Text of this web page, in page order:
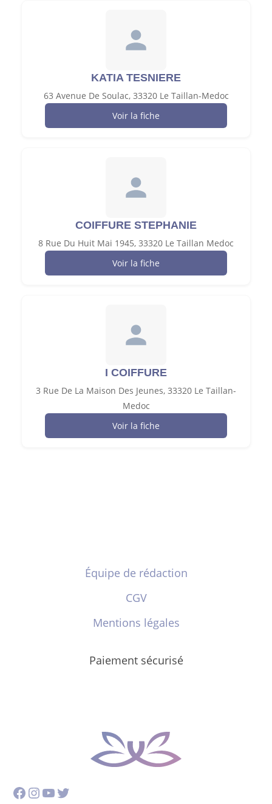
KATIA TESNIERE
63 Avenue De Soulac, 33320 Le Taillan-Medoc
Voir la fiche
COIFFURE STEPHANIE
8 Rue Du Huit Mai 1945, 33320 Le Taillan Medoc
Voir la fiche
I COIFFURE
3 Rue De La Maison Des Jeunes, 33320 Le Taillan-
Medoc
Voir la fiche
Équipe de rédaction
CGV
Mentions légales
Paiement sécurisé
Facebook
Instagram
YouTube
Twitter